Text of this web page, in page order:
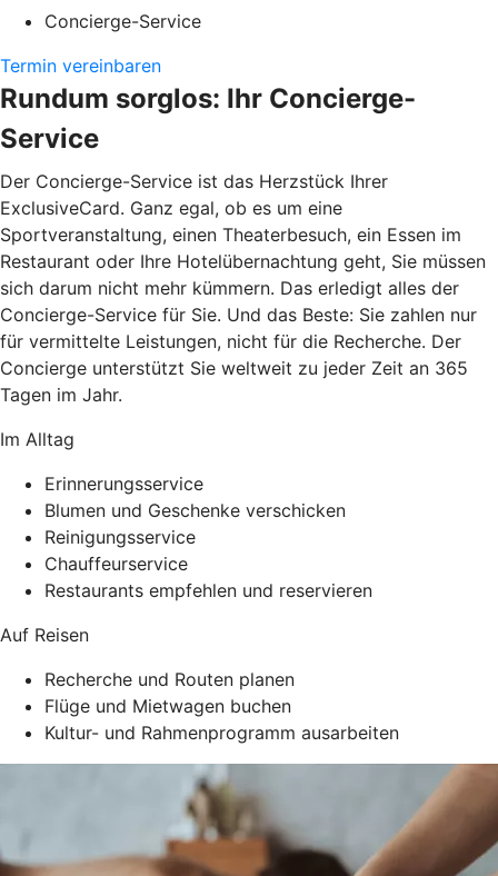
Concierge-Service
Termin vereinbaren
Rundum sorglos: Ihr Concierge-
Service
Der Concierge-Service ist das Herzstück Ihrer
ExclusiveCard. Ganz egal, ob es um eine
Sportveranstaltung, einen Theaterbesuch, ein Essen im
Restaurant oder Ihre Hotelübernachtung geht, Sie müssen
sich darum nicht mehr kümmern. Das erledigt alles der
Concierge-Service für Sie. Und das Beste: Sie zahlen nur
für vermittelte Leistungen, nicht für die Recherche. Der
Concierge unterstützt Sie weltweit zu jeder Zeit an 365
Tagen im Jahr.
Im Alltag
Erinnerungsservice
Blumen und Geschenke verschicken
Reinigungsservice
Chauffeurservice
Restaurants empfehlen und reservieren
Auf Reisen
Recherche und Routen planen
Flüge und Mietwagen buchen
Kultur- und Rahmenprogramm ausarbeiten